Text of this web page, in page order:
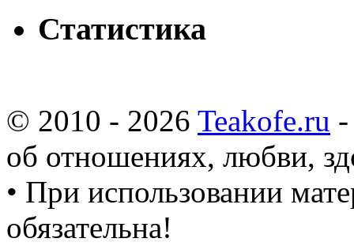
Статистика
© 2010 - 2026 Teakofe.ru
об отношениях, любви,
• При использовании
обязательна!